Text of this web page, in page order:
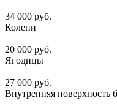
34 000 руб.
Колени
20 000 руб.
Ягодицы
27 000 руб.
Внутренняя поверхность